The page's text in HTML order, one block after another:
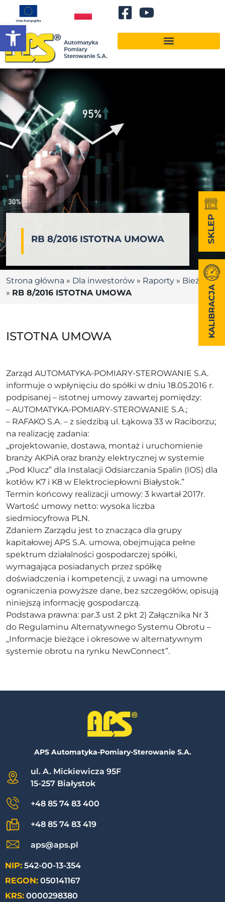
Otwórz pasek narzędzi
RB 8/2016 ISTOTNA UMOWA
Strona główna » Dla inwestorów » Raporty » Bieżące
» RB 8/2016 ISTOTNA UMOWA
ISTOTNA UMOWA
Zarząd AUTOMATYKA-POMIARY-STEROWANIE S.A.
informuje o wpłynięciu do spółki w dniu 18.05.2016 r.
podpisanej – istotnej umowy zawartej pomiędzy:
– AUTOMATYKA-POMIARY-STEROWANIE S.A.;
– RAFAKO S.A. – z siedzibą ul. Łąkowa 33 w Raciborzu;
na realizację zadania:
„projektowanie, dostawa, montaż i uruchomienie
branży AKPiA oraz branży elektrycznej w systemie
„Pod Klucz” dla Instalacji Odsiarczania Spalin (IOS) dla
kotłów K7 i K8 w Elektrociepłowni Białystok.”
Termin końcowy realizacji umowy: 3 kwartał 2017r.
Wartość umowy netto: wysoka liczba
siedmiocyfrowa PLN.
Zdaniem Zarządu jest to znacząca dla grupy
kapitałowej APS S.A. umowa, obejmująca pełne
spektrum działalności gospodarczej spółki,
wymagająca posiadanych przez spółkę
doświadczenia i kompetencji, z uwagi na umowne
ograniczenia powyższe dane, bez szczegółów, opisują
niniejszą informację gospodarczą.
Podstawa prawna: par.3 ust 2 pkt 2) Załącznika Nr 3
do Regulaminu Alternatywnego Systemu Obrotu –
„Informacje bieżące i okresowe w alternatywnym
systemie obrotu na rynku NewConnect”.
APS Automatyka-Pomiary-Sterowanie S.A.
ul. A. Mickiewicza 95F
15-257 Białystok
+48 85 74 83 400
+48 85 74 83 419
aps@aps.pl
NIP: 542-00-13-354
REGON: 050141167
KRS: 0000298380
KALIBRACJA